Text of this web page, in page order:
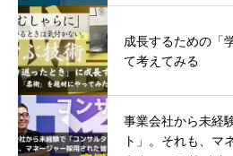
成長するための「
て考えてみる
事業会社から未経
ト」。それも、マ